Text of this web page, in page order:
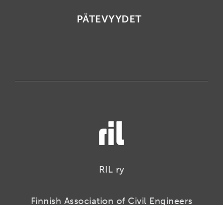
PÄTEVYYDET
RIL ry
Finnish Association of Civil Engineers